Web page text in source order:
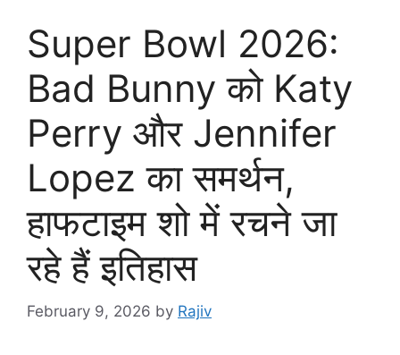
Super Bowl 2026:
Bad Bunny को Katy
Perry और Jennifer
Lopez का समर्थन,
हाफटाइम शो में रचने जा
रहे हैं इतिहास
February 9, 2026 by Rajiv